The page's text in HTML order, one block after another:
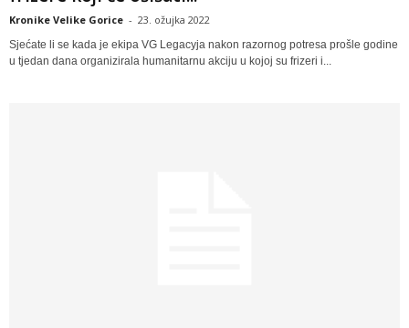
Kronike Velike Gorice - 23. ožujka 2022
Sjećate li se kada je ekipa VG Legacyja nakon razornog potresa prošle godine
u tjedan dana organizirala humanitarnu akciju u kojoj su frizeri i...